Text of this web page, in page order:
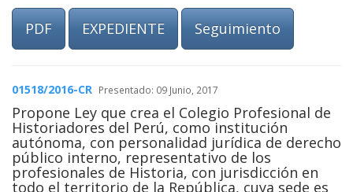
PDF EXPEDIENTE Seguimiento
01518/2016-CR Presentado: 09 Junio, 2017
Propone Ley que crea el Colegio Profesional de
Historiadores del Perú, como institución
autónoma, con personalidad jurídica de derecho
público interno, representativo de los
profesionales de Historia, con jurisdicción en
todo el territorio de la República, cuya sede es